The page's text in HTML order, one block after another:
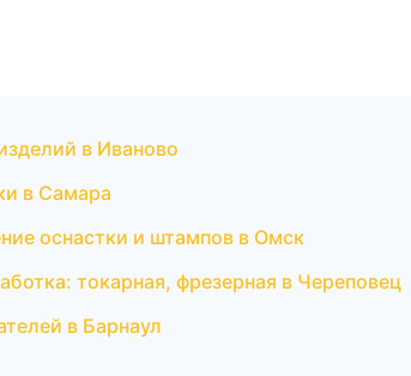
в Иваново
в Самара
оснастки и штампов в Омск
токарная, фрезерная в Череповец
в Барнаул